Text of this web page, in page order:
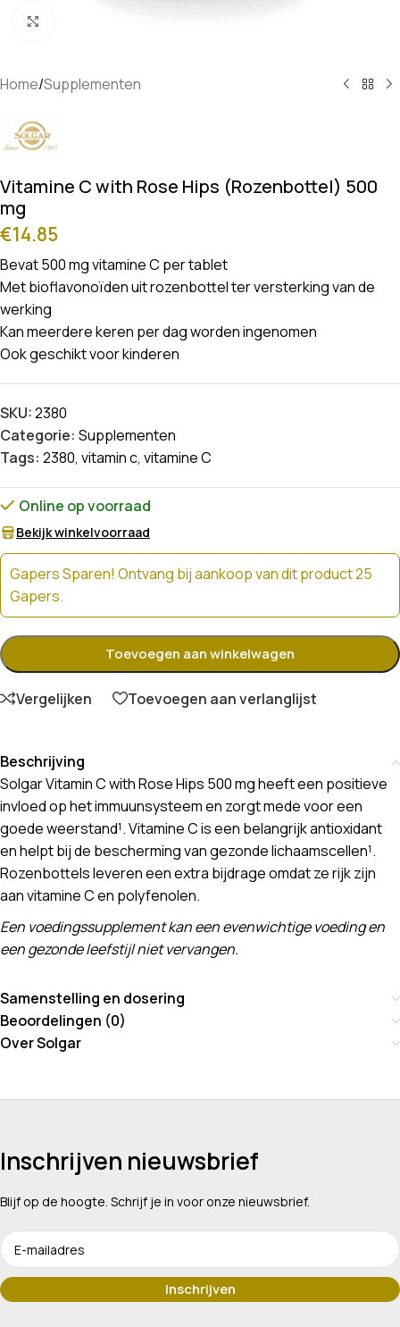
Home/Supplementen
Vitamine C with Rose Hips (Rozenbottel) 500
mg
€14.85
Bevat 500 mg vitamine C per tablet
Met bioflavonoïden uit rozenbottel ter versterking van de
werking
Kan meerdere keren per dag worden ingenomen
Ook geschikt voor kinderen
SKU:2380
Categorie: Supplementen
Tags: 2380, vitamin c, vitamine C
Online op voorraad
Bekijk winkelvoorraad
Gapers Sparen! Ontvang bij aankoop van dit product 25
Gapers.
Toevoegen aan winkelwagen
Vergelijken Toevoegen aan verlanglijst
Beschrijving
Solgar Vitamin C with Rose Hips 500 mg heeft een positieve
invloed op het immuunsysteem en zorgt mede voor een
goede weerstand¹. Vitamine C is een belangrijk antioxidant
en helpt bij de bescherming van gezonde lichaamscellen¹.
Rozenbottels leveren een extra bijdrage omdat ze rijk zijn
aan vitamine C en polyfenolen.
Een voedingssupplement kan een evenwichtige voeding en
een gezonde leefstijl niet vervangen.
Samenstelling en dosering
Beoordelingen (0)
Over Solgar
Inschrijven nieuwsbrief
Blijf op de hoogte. Schrijf je in voor onze nieuwsbrief.